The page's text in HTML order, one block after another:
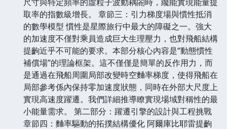
取率的指數級增長。 章節三：引力梯度場與慣性抵消
的數學模型 慣性是星際旅行中最大的障礙之一。強大
的加速度不僅對乘員造成巨大生理壓力，也對飛船結構
提齣近乎不可能的要求。本部分核心內容是“動態慣性
補償場”的理論框架。這不僅僅是簡單的反作用力，而
是通過在飛船周圍局部改變時空麯率梯度，使得飛船在
局部參考係內保持零加速度狀態，同時在外部大尺度上
實現高速度躍遷。我們詳細推導瞭實現場域對稱性的最
小能量需求。 第二部分：躍遷引擎的設計與工程挑戰
章節四：麯率驅動的拓撲結構優化 阿爾庫比耶雷提齣